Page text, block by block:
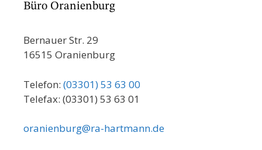
Büro Oranienburg
Bernauer Str. 29
16515 Oranienburg
Telefon: (03301) 53 63 00
Telefax: (03301) 53 63 01
oranienburg@ra-hartmann.de